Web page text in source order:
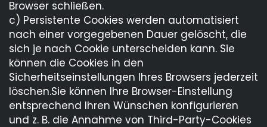
Browser schließen.
c) Persistente Cookies werden automatisiert
nach einer vorgegebenen Dauer gelöscht, die
sich je nach Cookie unterscheiden kann. Sie
können die Cookies in den
Sicherheitseinstellungen Ihres Browsers jederzeit
löschen.Sie können Ihre Browser-Einstellung
entsprechend Ihren Wünschen konfigurieren
und z. B. die Annahme von Third-Party-Cookies